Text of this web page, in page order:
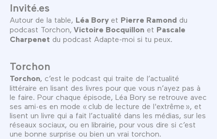
Invité.es
Autour de la table, Léa Bory et Pierre Ramond du
podcast Torchon, Victoire Bocquillon et Pascale
Charpenet du podcast Adapte-moi si tu peux.
Torchon
Torchon, c’est le podcast qui traite de l’actualité
littéraire en lisant des livres pour que vous n’ayez pas à
le faire. Pour chaque épisode, Léa Bory se retrouve avec
ses ami·es en mode « club de lecture de l'extrême », et
lisent un livre qui a fait l’actualité dans les médias, sur les
réseaux sociaux, ou en librairie, pour vous dire si c’est
une bonne surprise ou bien un vrai torchon.